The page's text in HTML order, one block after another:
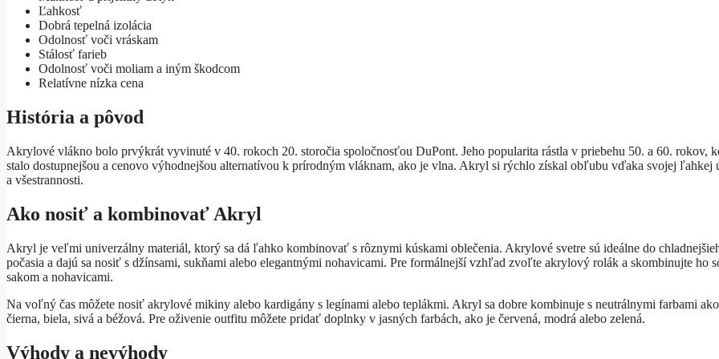
Ľahkosť
Dobrá tepelná izolácia
Odolnosť voči vráskam
Stálosť farieb
Odolnosť voči moliam a iným škodcom
Relatívne nízka cena
História a pôvod
Akrylové vlákno bolo prvýkrát vyvinuté v 40. rokoch 20. storočia spoločnosťou DuPont. Jeho popularita rástla v priebehu 50. a 60. rokov,
stalo dostupnejšou a cenovo výhodnejšou alternatívou k prírodným vláknam, ako je vlna. Akryl si rýchlo získal obľubu vďaka svojej ľahkej
a všestrannosti.
Ako nosiť a kombinovať Akryl
Akryl je veľmi univerzálny materiál, ktorý sa dá ľahko kombinovať s rôznymi kúskami oblečenia. Akrylové svetre sú ideálne do
počasia a dajú sa nosiť s džínsami, sukňami alebo elegantnými nohavicami. Pre formálnejší vzhľad zvoľte akrylový rolák a skombinujte ho
sakom a nohavicami.
Na voľný čas môžete nosiť akrylové mikiny alebo kardigány s legínami alebo teplákmi. Akryl sa dobre kombinuje s neutrálnymi farbami ako
čierna, biela, sivá a béžová. Pre oživenie outfitu môžete pridať doplnky v jasných farbách, ako je červená, modrá alebo zelená.
Výhody a nevýhody